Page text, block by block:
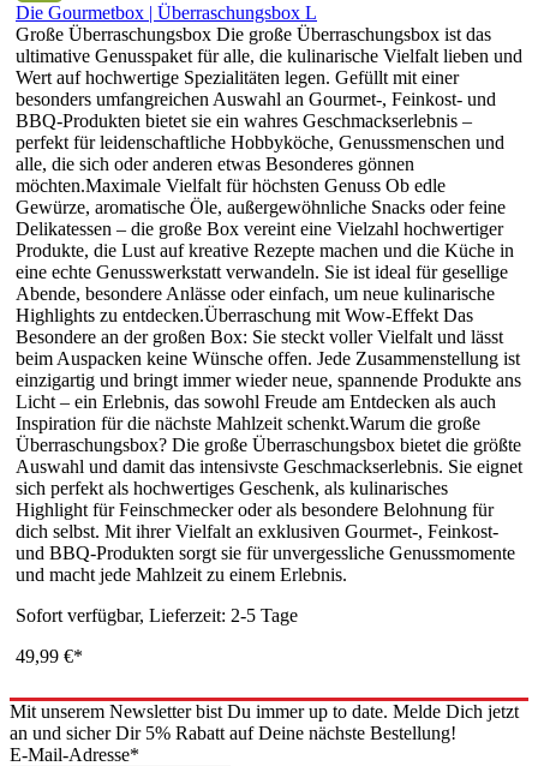
Die Gourmetbox | Überraschungsbox L
Große Überraschungsbox Die große Überraschungsbox ist das
ultimative Genusspaket für alle, die kulinarische Vielfalt lieben und
Wert auf hochwertige Spezialitäten legen. Gefüllt mit einer
besonders umfangreichen Auswahl an Gourmet-, Feinkost- und
BBQ-Produkten bietet sie ein wahres Geschmackserlebnis –
perfekt für leidenschaftliche Hobbyköche, Genussmenschen und
alle, die sich oder anderen etwas Besonderes gönnen
möchten.Maximale Vielfalt für höchsten Genuss Ob edle
Gewürze, aromatische Öle, außergewöhnliche Snacks oder feine
Delikatessen – die große Box vereint eine Vielzahl hochwertiger
Produkte, die Lust auf kreative Rezepte machen und die Küche in
eine echte Genusswerkstatt verwandeln. Sie ist ideal für gesellige
Abende, besondere Anlässe oder einfach, um neue kulinarische
Highlights zu entdecken.Überraschung mit Wow-Effekt Das
Besondere an der großen Box: Sie steckt voller Vielfalt und lässt
beim Auspacken keine Wünsche offen. Jede Zusammenstellung ist
einzigartig und bringt immer wieder neue, spannende Produkte ans
Licht – ein Erlebnis, das sowohl Freude am Entdecken als auch
Inspiration für die nächste Mahlzeit schenkt.Warum die große
Überraschungsbox? Die große Überraschungsbox bietet die größte
Auswahl und damit das intensivste Geschmackserlebnis. Sie eignet
sich perfekt als hochwertiges Geschenk, als kulinarisches
Highlight für Feinschmecker oder als besondere Belohnung für
dich selbst. Mit ihrer Vielfalt an exklusiven Gourmet-, Feinkost-
und BBQ-Produkten sorgt sie für unvergessliche Genussmomente
und macht jede Mahlzeit zu einem Erlebnis.
Sofort verfügbar, Lieferzeit: 2-5 Tage
49,99 €*
Mit unserem Newsletter bist Du immer up to date. Melde Dich jetzt
an und sicher Dir 5% Rabatt auf Deine nächste Bestellung!
E-Mail-Adresse*